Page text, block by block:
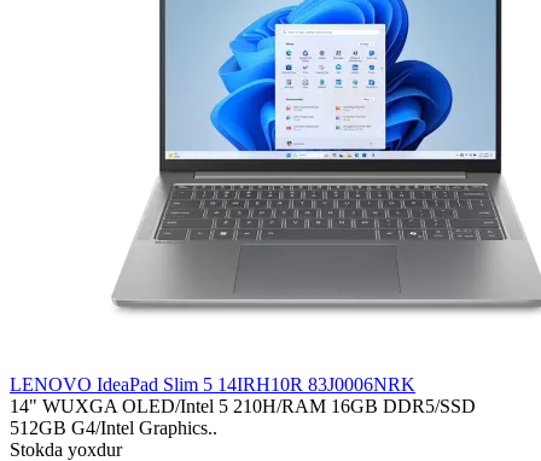
LENOVO IdeaPad Slim 5 14IRH10R 83J0006NRK
14" WUXGA OLED/Intel 5 210H/RAM 16GB DDR5/SSD
512GB G4/Intel Graphics..
Stokda yoxdur